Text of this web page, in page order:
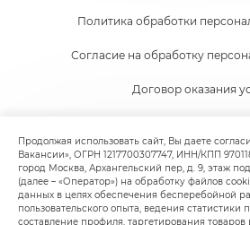
Политика обработки
Согласие на обработку
Договор оказания
Пользовательское
Политика обработки
Продолжая использовать сайт, Вы даете
Вакансии», ОГРН 1217700307747, ИНН/КПП
город Москва, Архангельский пер, д. 9, этаж
(далее – «Оператор») на обработку файлов
данных в целях обеспечения бесперебойной
пользовательского опыта, ведения статистики
составление профиля, таргетирования товаров